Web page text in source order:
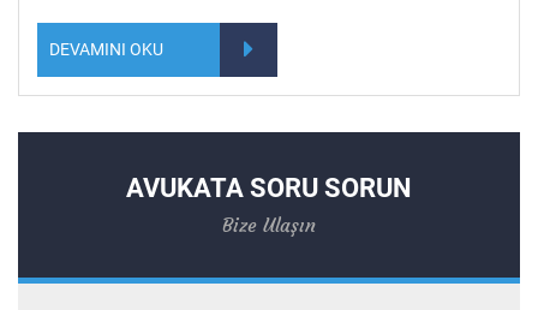
DEVAMINI OKU
AVUKATA SORU SORUN
Bize Ulaşın